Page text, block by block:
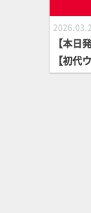
【本日
【初代